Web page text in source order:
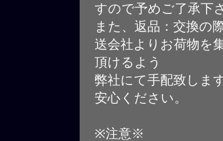
すので予めご了承下
また、返品：交換の
送会社よりお荷物を
頂けるよう
弊社にて手配致しま
安心ください。
※注意※